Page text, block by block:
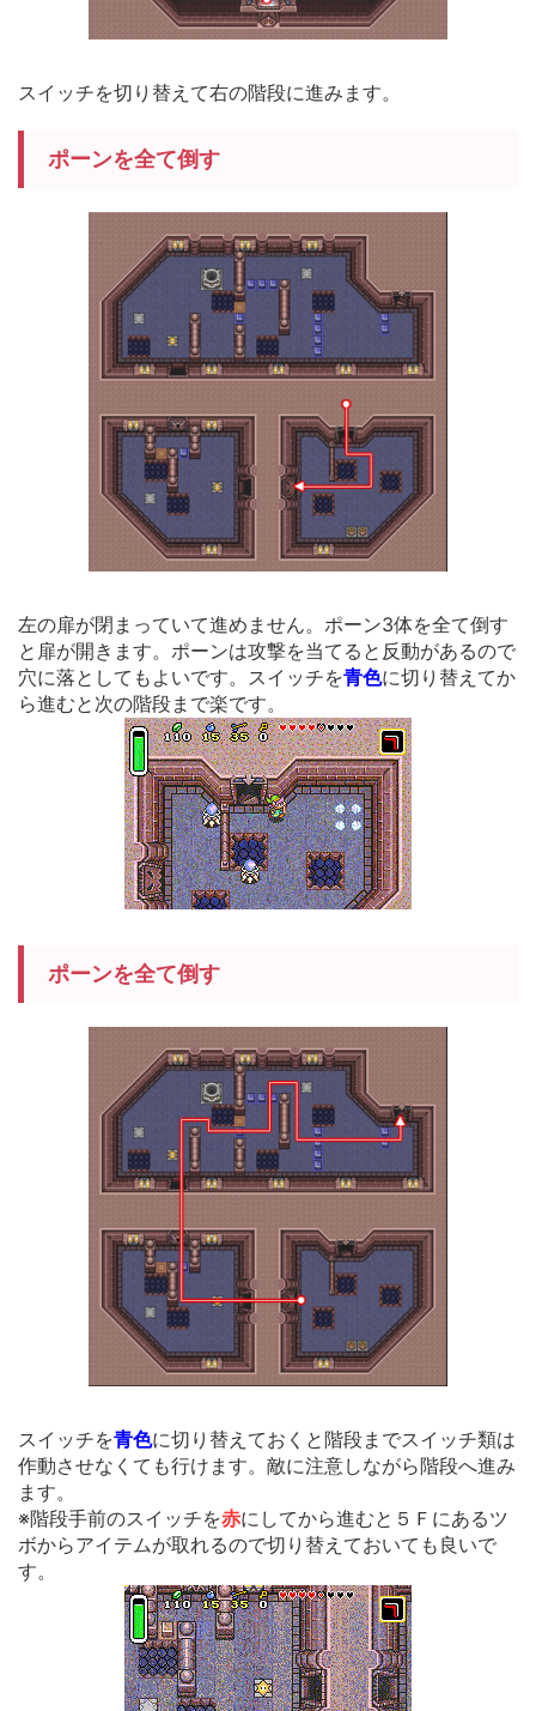
スイッチを切り替えて右の階段に進みます。
ポーンを全て倒す
左の扉が閉まっていて進めません。ポーン3体を全て倒す
と扉が開きます。ポーンは攻撃を当てると反動があるので
穴に落としてもよいです。スイッチを青色に切り替えてか
ら進むと次の階段まで楽です。
ポーンを全て倒す
スイッチを青色に切り替えておくと階段までスイッチ類は
作動させなくても行けます。敵に注意しながら階段へ進み
ます。
※階段手前のスイッチを赤にしてから進むと５Ｆにあるツ
ボからアイテムが取れるので切り替えておいても良いで
す。